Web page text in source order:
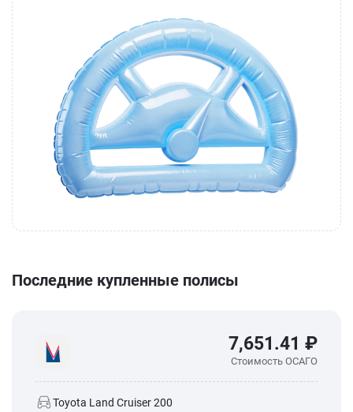
Последние купленные полисы
7,651.41 ₽
Стоимость ОСАГО
Toyota Land Cruiser 200